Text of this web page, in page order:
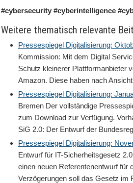
#cybersecurity #cyberintelligence
Weitere thematisch relevante
Pressespiegel Digitalisierung:
Kommission: Mit dem Digital
Schutz kleinerer Plattformanbieter
Amazon. Diese haben nach
Pressespiegel Digitalisierung:
Bremen Der vollständige
zum Download zur Verfügung.
SiG 2.0: Der Entwurf der
Pressespiegel Digitalisierung:
Entwurf für IT-Sicherheitsgesetz
einen neuen Referentenentwurf für
Verzögerungen soll das Gesetz